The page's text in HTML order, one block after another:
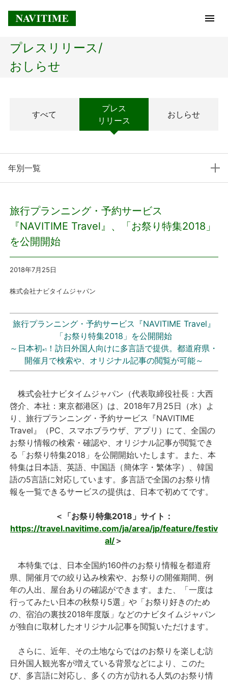
トップページ
経営理念
プレスリリース
個人向けサービス
法人向けサービス
English
プレスリリース/
おしらせ
すべて
プレス
リリース
おしらせ
年別一覧
旅行プランニング・予約サービス
『NAVITIME Travel』、「お祭り特集2018」
を公開開始
2018年7月25日
株式会社ナビタイムジャパン
旅行プランニング・予約サービス『NAVITIME Travel』
「お祭り特集2018」を公開開始
～日本初※1
！訪日外国人向けに多言語で提供。都道府県・
開催月で検索や、オリジナル記事の閲覧が可能～
株式会社ナビタイムジャパン（代表取締役社長：大西
啓介、本社：東京都港区）は、2018年7月25日（水）よ
り、旅行プランニング・予約サービス『NAVITIME
Travel』（PC、スマホブラウザ、アプリ）にて、全国の
お祭り情報の検索・確認や、オリジナル記事が閲覧でき
る「お祭り特集2018」を公開開始いたします。また、本
特集は日本語、英語、中国語（簡体字・繁体字）、韓国
語の5言語に対応しています。多言語で全国のお祭り情
報を一覧できるサービスの提供は、日本で初めてです。
＜「お祭り特集2018」サイト：
https://travel.navitime.com/ja/area/jp/feature/festiv
al/ ＞
本特集では、日本全国約160件のお祭り情報を都道府
県、開催月での絞り込み検索や、お祭りの開催期間、例
年の人出、屋台ありの確認ができます。また、「一度は
行ってみたい日本の秋祭り5選」や「お祭り好きのため
の、宿泊の裏技2018年度版」などのナビタイムジャパン
が独自に取材したオリジナル記事を閲覧いただけます。
さらに、近年、その土地ならではのお祭りを楽しむ訪
日外国人観光客が増えている背景などにより、このた
び、多言語に対応し、多くの方が訪れる人気のお祭り情